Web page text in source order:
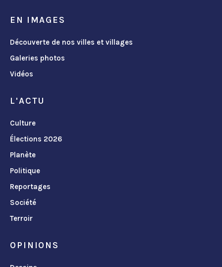
EN IMAGES
Découverte de nos villes et villages
Galeries photos
Vidéos
L'ACTU
Culture
Élections 2026
Planète
Politique
Reportages
Société
Terroir
OPINIONS